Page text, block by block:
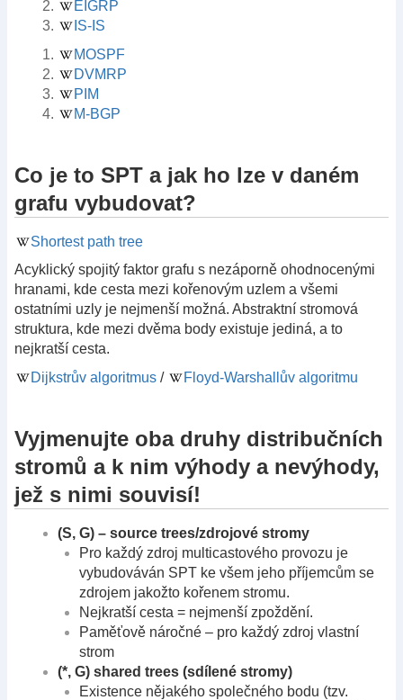
EIGRP
IS-IS
MOSPF
DVMRP
PIM
M-BGP
Co je to SPT a jak ho lze v daném
grafu vybudovat?
Shortest path tree
Acyklický spojitý faktor grafu s nezáporně ohodnocenými
hranami, kde cesta mezi kořenovým uzlem a všemi
ostatními uzly je nejmenší možná. Abstraktní stromová
struktura, kde mezi dvěma body existuje jediná, a to
nejkratší cesta.
Dijkstrův algoritmus / Floyd-Warshallův algoritmu
Vyjmenujte oba druhy distribučních
stromů a k nim výhody a nevýhody,
jež s nimi souvisí!
(S, G) – source trees/zdrojové stromy
Pro každý zdroj multicastového provozu je
vybudováván SPT ke všem jeho příjemcům se
zdrojem jakožto kořenem stromu.
Nejkratší cesta = nejmenší zpoždění.
Paměťově náročné – pro každý zdroj vlastní
strom
(*, G) shared trees (sdílené stromy)
Existence nějakého společného bodu (tzv.